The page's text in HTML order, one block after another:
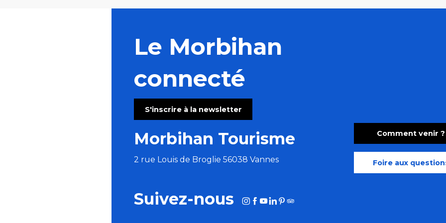
Le Morbihan
connecté
S'inscrire à la newsletter
Morbihan Tourisme
2 rue Louis de Broglie 56038 Vannes
Comment venir ?
Foire aux
Suivez-nous